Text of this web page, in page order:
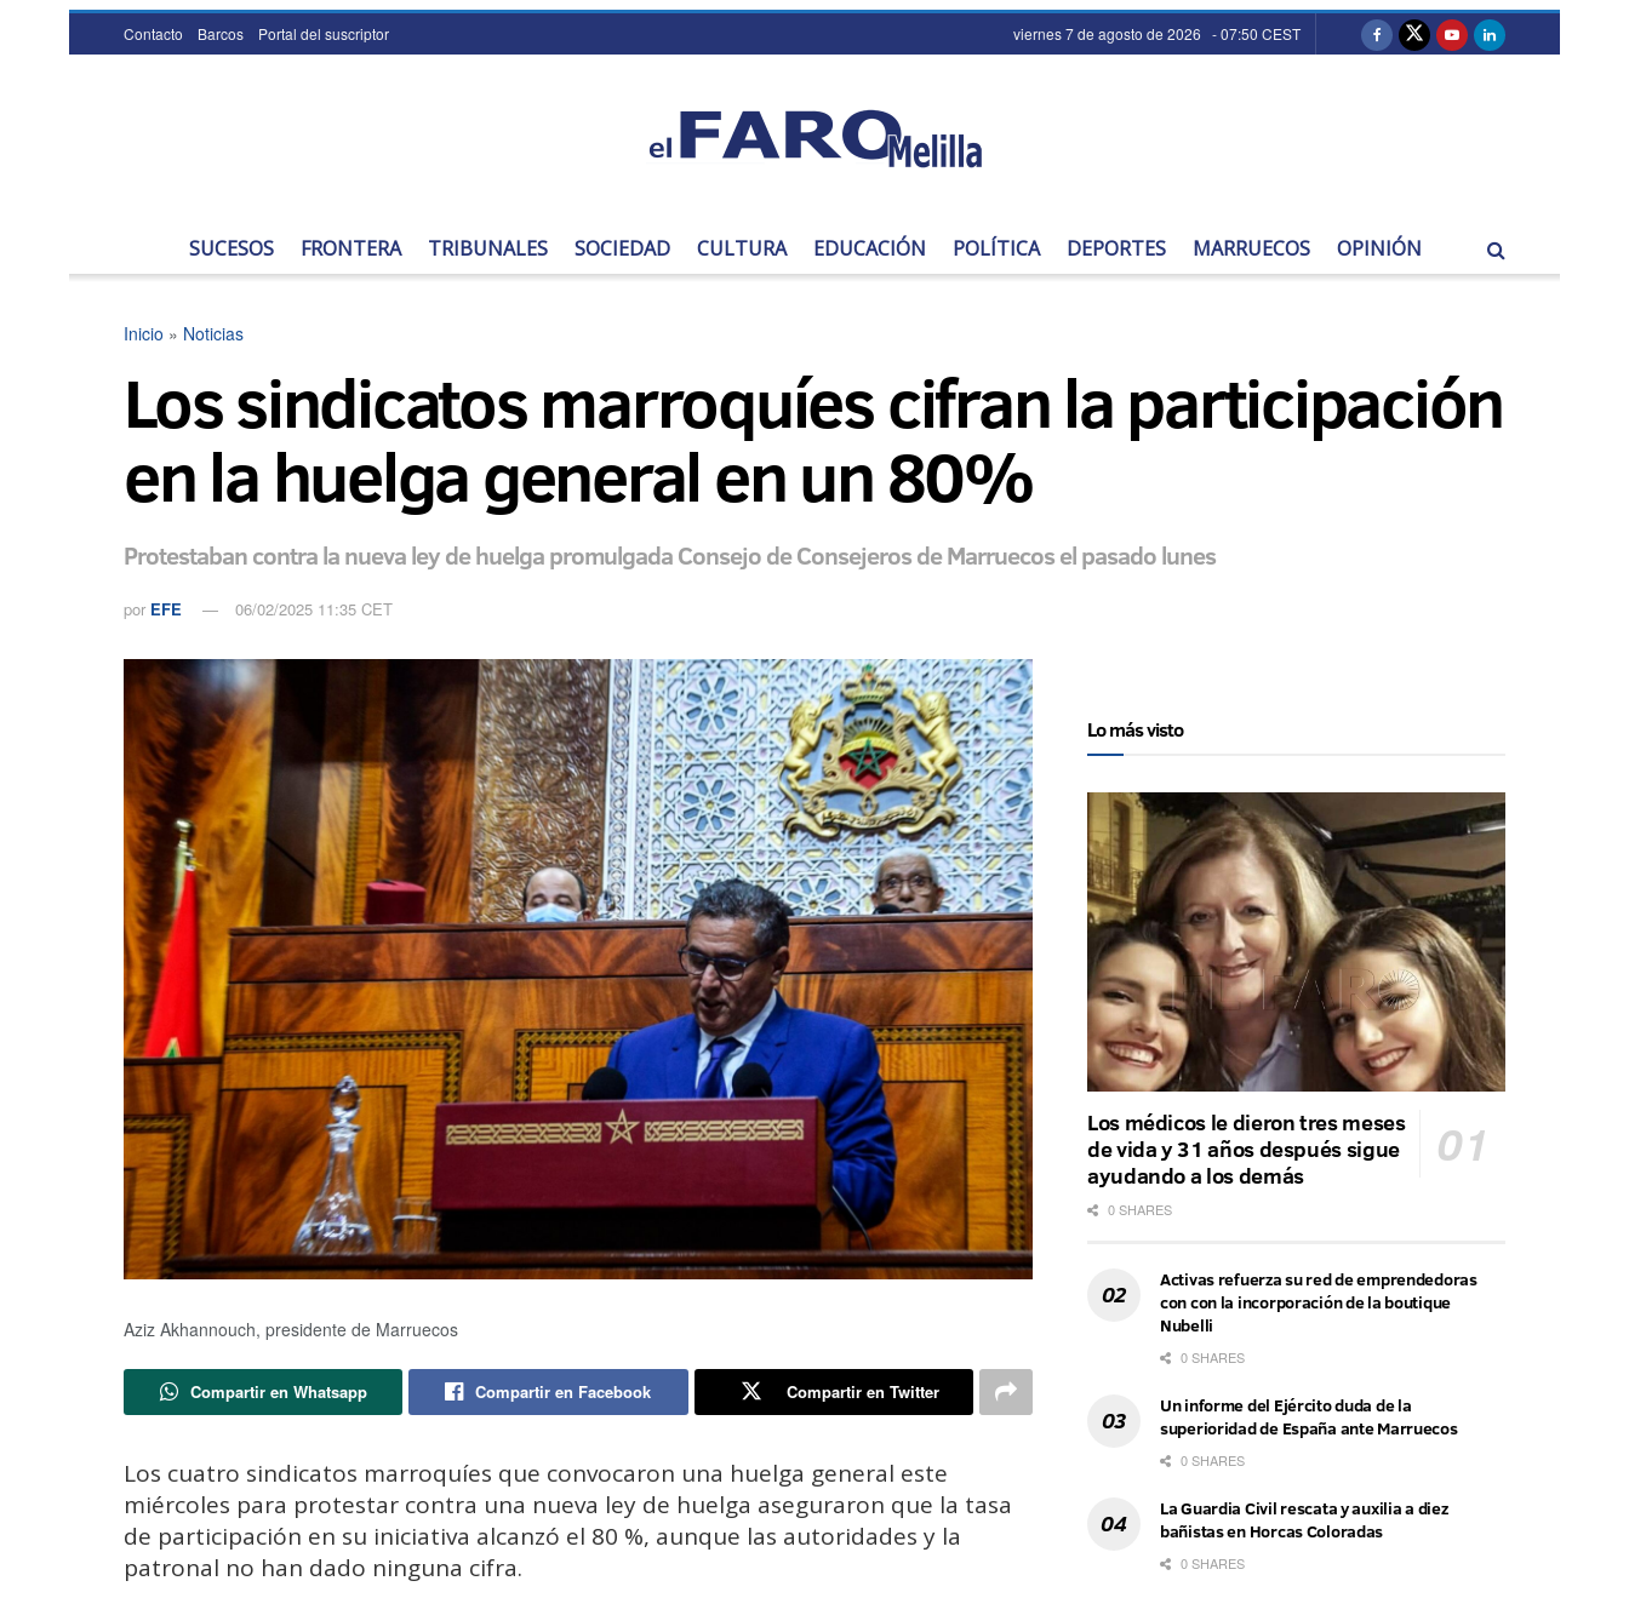
Contacto Barcos Portal del suscriptor viernes 7 de agosto de 2026 - 07:50 CEST
SUCESOS FRONTERA TRIBUNALES SOCIEDAD CULTURA EDUCACIÓN POLÍTICA DEPORTES MARRUECOS OPINIÓN
Inicio » Noticias
Los sindicatos marroquíes cifran la participación
en la huelga general en un 80%
Protestaban contra la nueva ley de huelga promulgada Consejo de Consejeros de Marruecos el pasado lunes
por EFE 06/02/2025 11:35 CET
Aziz Akhannouch, presidente de Marruecos
Compartir en Whatsapp Compartir en Facebook Compartir en Twitter
Los cuatro sindicatos marroquíes que convocaron una huelga general este
miércoles para protestar contra una nueva ley de huelga aseguraron que la tasa
de participación en su iniciativa alcanzó el 80 %, aunque las autoridades y la
patronal no han dado ninguna cifra.
Lo más visto
Los médicos le dieron tres meses
de vida y 31 años después sigue
ayudando a los demás
0 SHARES
Activas refuerza su red de emprendedoras
con con la incorporación de la boutique
Nubelli
0 SHARES
Un informe del Ejército duda de la
superioridad de España ante Marruecos
0 SHARES
La Guardia Civil rescata y auxilia a diez
bañistas en Horcas Coloradas
0 SHARES